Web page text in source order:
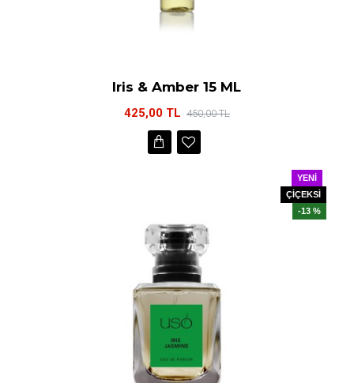
Iris & Amber 15 ML
425,00 TL 450,00 TL
YENI
ÇİÇEKSİ
-13 %